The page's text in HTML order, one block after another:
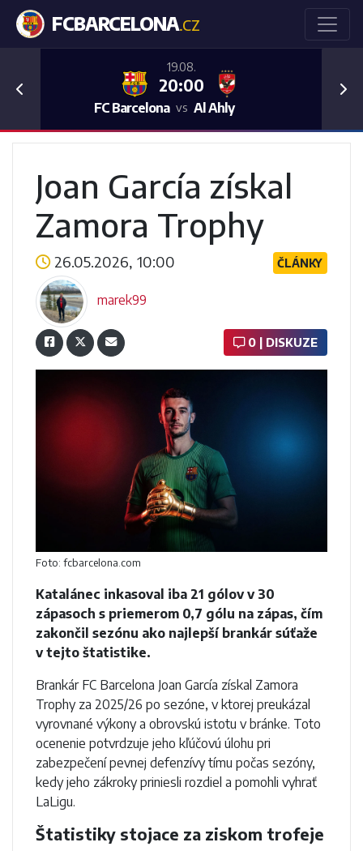
FCBARCELONA.CZ
19.08.
20:00
FC Barcelona vs Al Ahly
Previous
Joan García získal
Zamora Trophy
26.05.2026, 10:00 ČLÁNKY
marek99
0 | DISKUZE
Foto: fcbarcelona.com
Katalánec inkasoval iba 21 gólov v 30
zápasoch s priemerom 0,7 gólu na zápas, čím
zakončil sezónu ako najlepší brankár súťaže
v tejto štatistike.
Brankár FC Barcelona Joan García získal Zamora
Trophy za 2025/26 po sezóne, v ktorej preukázal
vyrovnané výkony a obrovskú istotu v bránke. Toto
ocenenie potvrdzuje jeho kľúčovú úlohu pri
zabezpečení pevnej defenzívy tímu počas sezóny,
kedy jeho zákroky priniesli rozdiel a pomohli vyhrať
LaLigu.
Štatistiky stojace za ziskom trofeje